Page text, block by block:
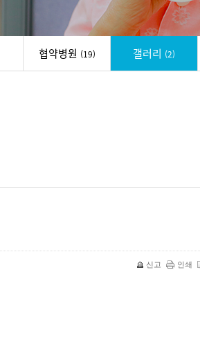
협약병원 (19) 갤러리 (2)
신고 인쇄